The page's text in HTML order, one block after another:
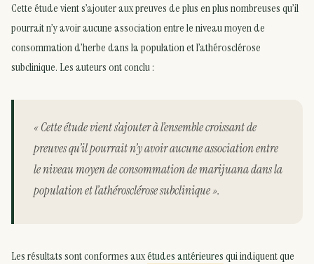
Cette étude vient s’ajouter aux preuves de plus en plus nombreuses qu’il
pourrait n’y avoir aucune association entre le niveau moyen de
consommation d’herbe dans la population et l’athérosclérose
subclinique. Les auteurs ont conclu :
« Cette étude vient s’ajouter à l’ensemble croissant de
preuves qu’il pourrait n’y avoir aucune association entre
le niveau moyen de consommation de marijuana dans la
population et l’athérosclérose subclinique ».
Les résultats sont conformes auxétudes antérieuresqui indiquent que